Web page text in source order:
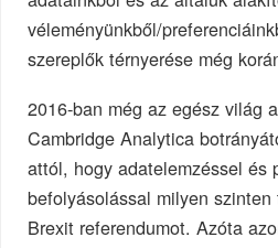
véleményünkből/
szereplők térnyerése még
2016-ban még az egész világ
Cambridge Analytica
attól, hogy adatelemzéssel és
befolyásolással milyen
Brexit referendumot. Azóta